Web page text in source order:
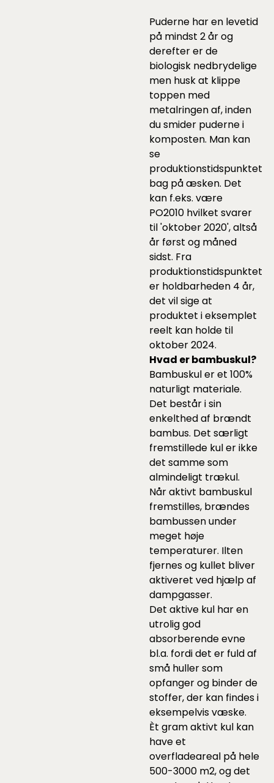
Puderne har en levetid
på mindst 2 år og
derefter er de
biologisk nedbrydelige
men husk at klippe
toppen med
metalringen af, inden
du smider puderne i
komposten. Man kan
se
produktionstidspunktet
bag på æsken. Det
kan f.eks. være
PO2010 hvilket svarer
til 'oktober 2020', altså
år først og måned
sidst. Fra
produktionstidspunktet
er holdbarheden 4 år,
det vil sige at
produktet i eksemplet
reelt kan holde til
oktober 2024.
Hvad er bambuskul?
Bambuskul er et 100%
naturligt materiale.
Det består i sin
enkelthed af brændt
bambus. Det særligt
fremstillede kul er ikke
det samme som
almindeligt trækul.
Når aktivt bambuskul
fremstilles, brændes
bambussen under
meget høje
temperaturer. Ilten
fjernes og kullet bliver
aktiveret ved hjælp af
dampgasser.
Det aktive kul har en
utrolig god
absorberende evne
bl.a. fordi det er fuld af
små huller som
opfanger og binder de
stoffer, der kan findes i
eksempelvis væske.
Èt gram aktivt kul kan
have et
overfladeareal på hele
500-3000 m2, og det